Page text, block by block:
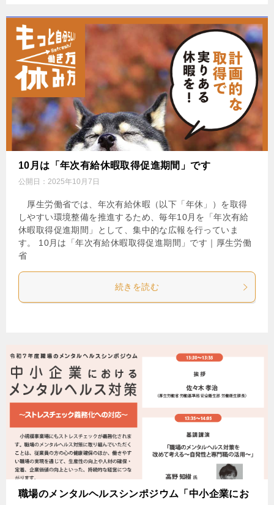
10月は「年次有給休暇取得促進期間」です
公開日： 2025年10月7日
厚生労働省では、年次有給休暇（以下「年休」）を取得
しやすい環境整備を推進するため、毎年10月を「年次有給
休暇取得促進期間」として、集中的な広報を行っていま
す。 10月は「年次有給休暇取得促進期間」です｜厚生労働
省
続きを読む
職場のメンタルヘルスシンポジウム「中小企業にお